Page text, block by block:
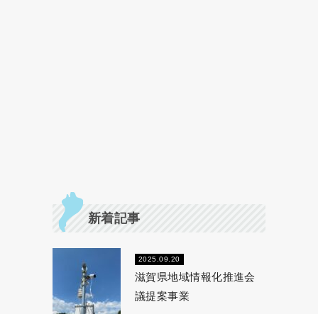
新着記事
2025.09.20
滋賀県地域情報化推進会
議提案事業